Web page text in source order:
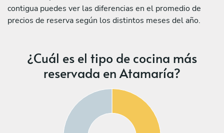
contigua puedes ver las diferencias en el promedio de
precios de reserva según los distintos meses del año.
¿Cuál es el tipo de cocina más
reservada en Atamaría?